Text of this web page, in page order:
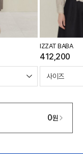
IZZAT BABA
412,200
0원